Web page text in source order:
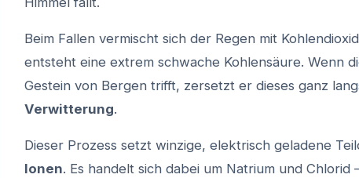
Beim Fallen vermischt sich der Regen mit
entsteht eine extrem schwache Kohlensäure. Wenn
Gestein von Bergen trifft, zersetzt er dieses ganz
Verwitterung.
Dieser Prozess setzt winzige, elektrisch geladene
Ionen. Es handelt sich dabei um Natrium und Chlorid